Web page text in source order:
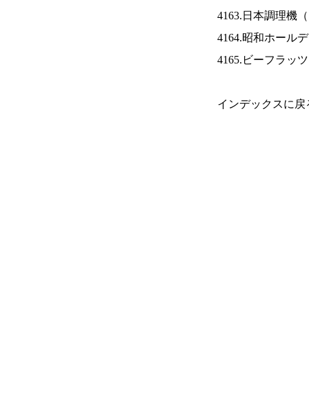
4163.日本調理機（
4164.昭和ホール
4165.ビーフラッ
インデックスに戻